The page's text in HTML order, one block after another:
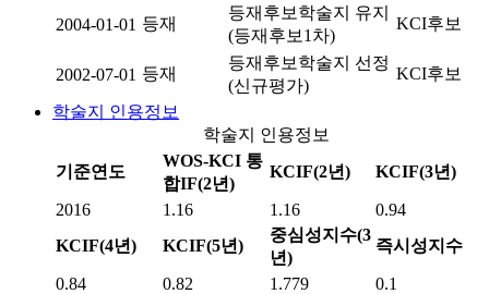
2004-01-01 등재
등재후보학술지 유지
(등재후보1차)
KCI후보
2002-07-01 등재
등재후보학술지 선정
(신규평가)
KCI후보
학술지 인용정보
학술지 인용정보
기준연도
WOS-KCI 통
합IF(2년)
KCIF(2년) KCIF(3년)
2016 1.16 1.16
0.94
KCIF(4년)
KCIF(5년)
중심성지수(3
년)
즉시성지수
0.84 0.82 1.779 0.1